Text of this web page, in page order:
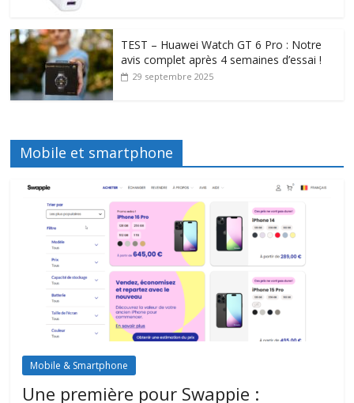
TEST – Huawei Watch GT 6 Pro : Notre
avis complet après 4 semaines d’essai !
29 septembre 2025
Mobile et smartphone
Mobile & Smartphone
Une première pour Swappie :